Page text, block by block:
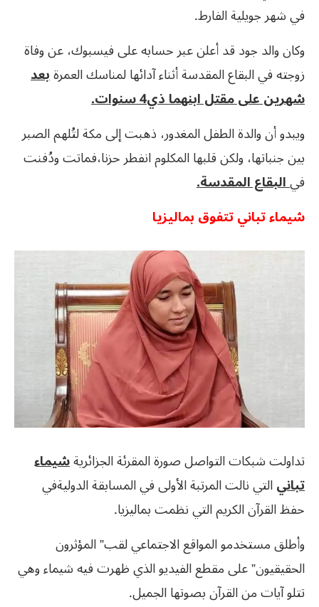
في شهر جويلية الفارط.
وكان والد جود قد أعلن عبر حسابه على فيسبوك، عن وفاة
زوجته في البقاع المقدسة أثناء آدائها لمناسك العمرةبعد
شهرين على مقتل ابنهما ذي4 سنوات.
ويبدو أن والدة الطفل المغدور، ذهبت إلى مكة لتُلهم الصبر
بين جنباتها، ولكن قلبها المكلوم انفطر حزنا،فماتت ودُفنت
فيالبقاع المقدسة.
شيماء تباني تتفوق بماليزيا
تداولت شبكات التواصل صورة المقرئة الجزائريةشيماء
تبانيالتي نالت المرتبة الأولى في المسابقة الدوليةفي
حفظ القرآن الكريم التي نظمت بماليزيا.
وأطلق مستخدمو المواقع الاجتماعي لقب” المؤثرون
الحقيقيون” على مقطع الفيديو الذي ظهرت فيه شيماء وهي
تتلو آيات من القرآن بصوتها الجميل.